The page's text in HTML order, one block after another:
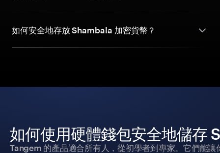
如何安全地存放 Shambala 加密貨幣？
如何使用硬體錢包安全地儲存
Tangem 的產品適合所有人，從初學者到專家。它們能